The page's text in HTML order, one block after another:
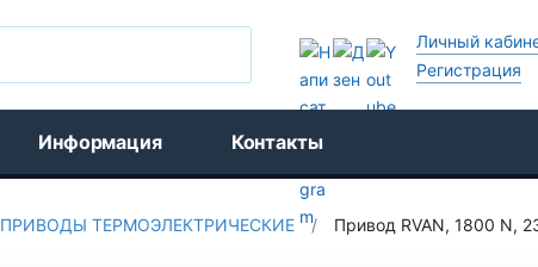
Личный
Регистрация
Информация Контакты
ПРИВОДЫ ТЕРМОЭЛЕКТРИЧЕСКИЕ / Привод RVAN, 1800 N,